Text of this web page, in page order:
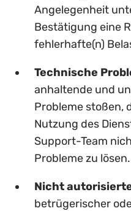
Angelegenheit
Bestätigung eine
fehlerhafte(n)
Technische
anhaltende und
Probleme stoßen,
Nutzung des
Support-Team
Probleme zu lösen.
Nicht
betrügerischer